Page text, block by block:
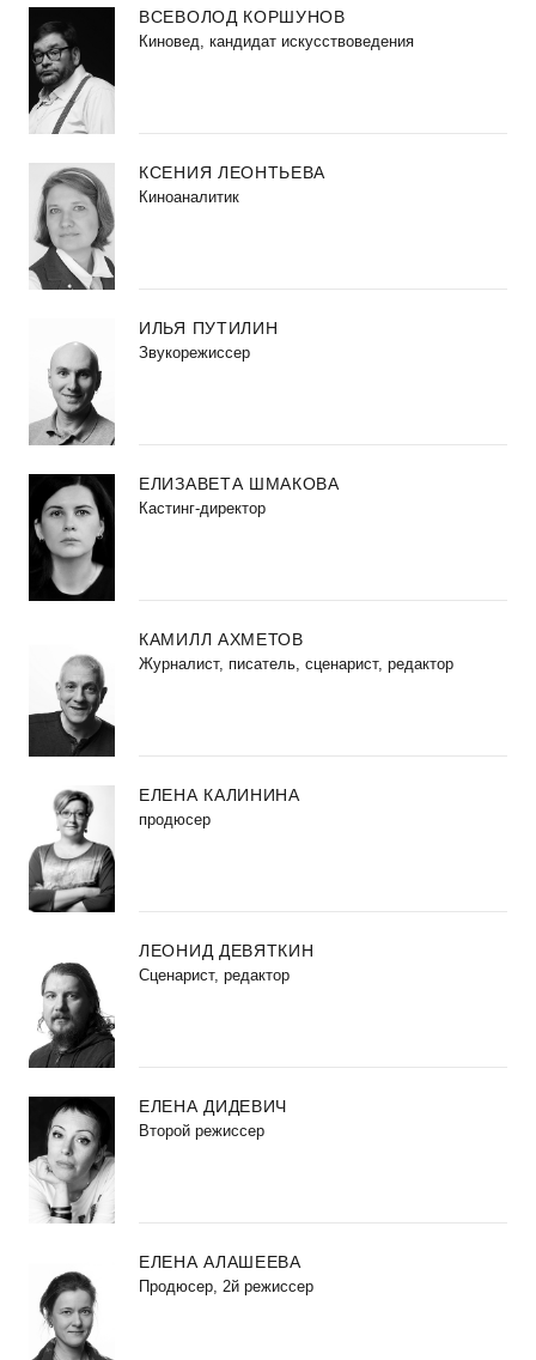
ВСЕВОЛОД КОРШУНОВ
Киновед, кандидат искусствоведения
КСЕНИЯ ЛЕОНТЬЕВА
Киноаналитик
ИЛЬЯ ПУТИЛИН
Звукорежиссер
ЕЛИЗАВЕТА ШМАКОВА
Кастинг-директор
КАМИЛЛ АХМЕТОВ
Журналист, писатель, сценарист, редактор
ЕЛЕНА КАЛИНИНА
продюсер
ЛЕОНИД ДЕВЯТКИН
Сценарист, редактор
ЕЛЕНА ДИДЕВИЧ
Второй режиссер
ЕЛЕНА АЛАШЕЕВА
Продюсер, 2й режиссер